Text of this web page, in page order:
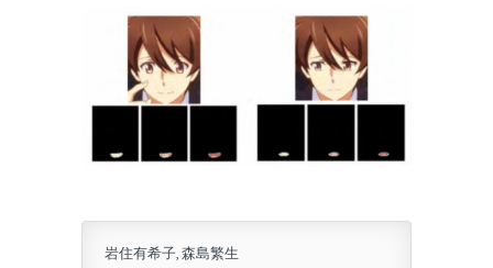
岩住有希子, 森島繁生